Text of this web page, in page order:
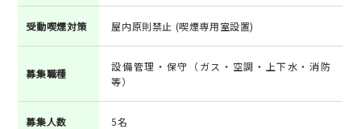
受動喫煙対策 屋内原則禁止 (喫煙専用室設置)
募集職種
設備管理・保守（ガス・空調・上下水・消防
等）
募集人数 5名